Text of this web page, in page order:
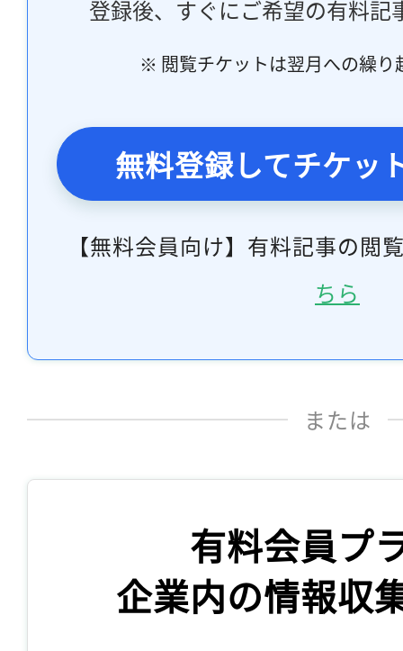
登録後、すぐにご希望の有料記
※ 閲覧チケットは翌月への繰り
無料登録してチケッ
【無料会員向け】有料記事の閲
ちら
または
有料会員プ
企業内の情報収